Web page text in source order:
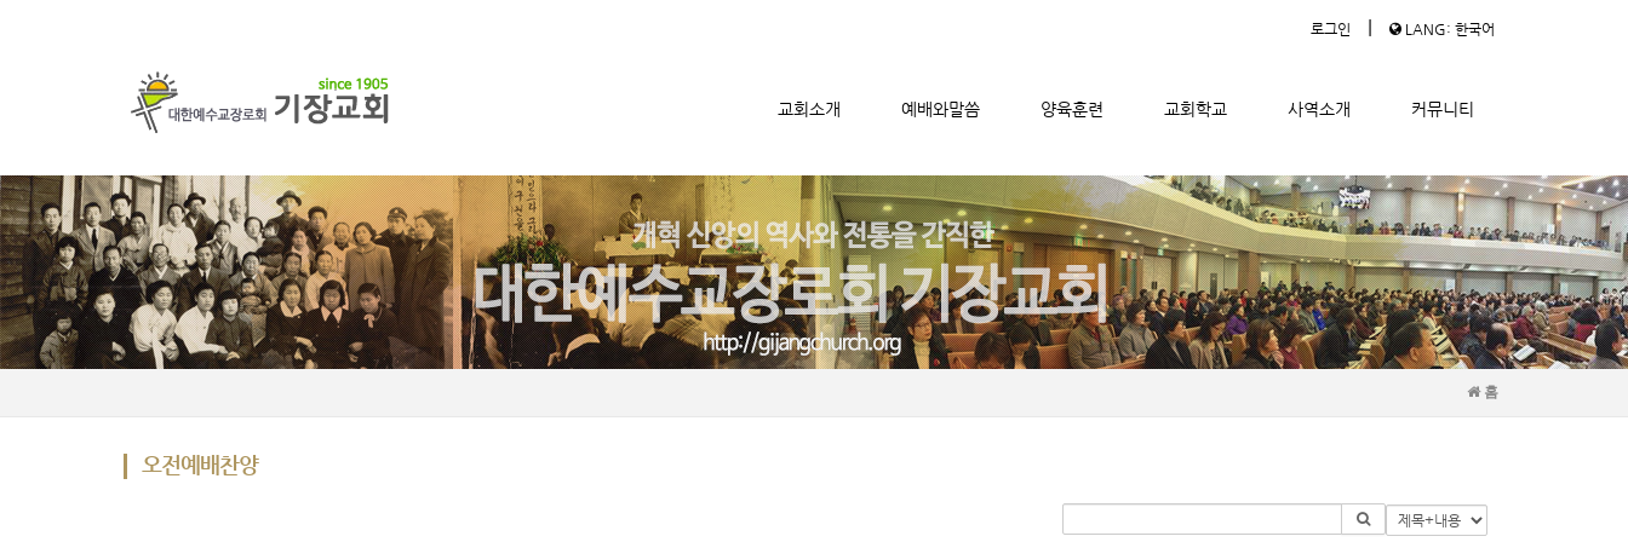
로그인 | LANG: 한국어
교회소개 예배와말씀 양육훈련 교회학교 사역소개 커뮤니티
메뉴 건너뛰기
홈
오전예배찬양